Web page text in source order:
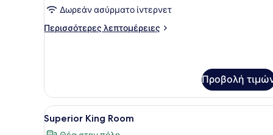
Δωρεάν ασύρματο ίντερνετ
Περισσότερες λεπτομέρειες
Περισσότερες
Προβολή
Προβολή
όλων
Ένα δωμάτιο ξενοδοχείου
19
Superior King Room